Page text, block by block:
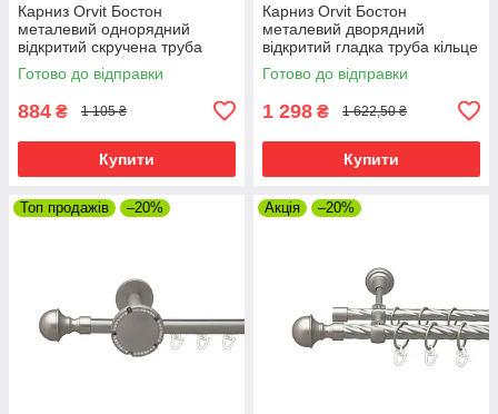
Карниз Orvit Бостон
металевий однорядний
відкритий скручена труба
кільце металеве Сатин 19 мм
300 см (00-00022993)
Готово до відправки
884 ₴ 1 105 ₴
Купити
Карниз Orvit Бостон
металевий дворядний
відкритий гладка труба кільце
металеве Сатин 19\16 мм
300 см (00-00013691)
Готово до відправки
1 298 ₴ 1 622,50 ₴
Купити
Топ продажів –20% Акція –20%